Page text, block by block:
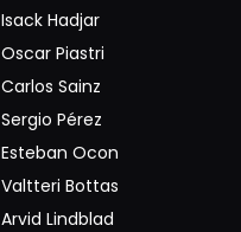
Isack Hadjar
Oscar Piastri
Carlos Sainz
Sergio Pérez
Esteban Ocon
Valtteri Bottas
Arvid Lindblad